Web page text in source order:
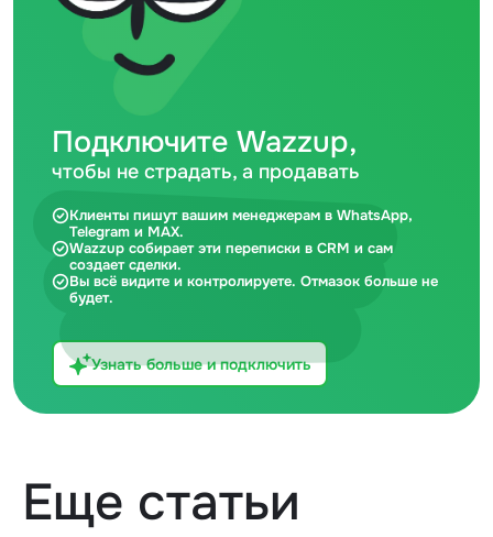
Подключите Wazzup,
чтобы не страдать, а продавать
Клиенты пишут вашим менеджерам в WhatsApp,
Telegram и MAX.
Wazzup собирает эти переписки в CRM и сам
создает сделки.
Вы всё видите и контролируете. Отмазок больше не
будет.
Узнать больше и подключить
Еще статьи